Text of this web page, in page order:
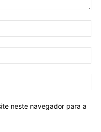
neste navegador para a